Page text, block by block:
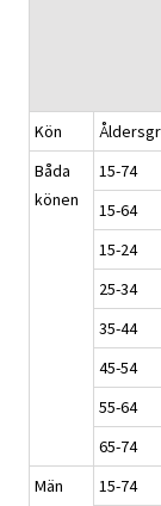
Kön
Båda
könen
15-74
15-64
15-24
25-34
35-44
45-54
55-64
65-74
Män
15-74